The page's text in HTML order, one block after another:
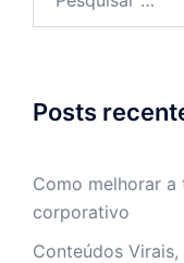
por:
Posts
Como melhorar
corporativo
Conteúdos